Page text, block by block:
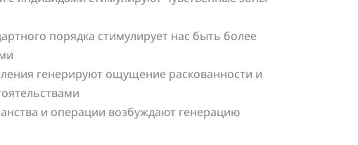
порядка стимулирует нас быть более
генерируют ощущение раскованности и
и операции возбуждают генерацию